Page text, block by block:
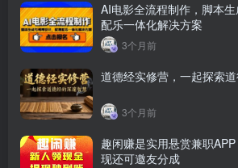
AI电影全流程制作，脚本
配乐一体化解决方案
3个月前
道德经实修营，一起探索
3个月前
趣闲赚是实用悬赏兼职
现还可邀友分成